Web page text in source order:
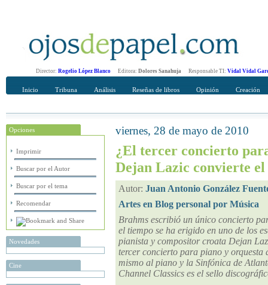
Director: Rogelio López Blanco Editora: Dolores Sanahuja Responsable TI: Vidal Vidal
Inicio Tribuna Análisis Reseñas de libros Opinión Creación
Opciones
Imprimir
Buscar por el Autor
Buscar por el tema
Recomendar
Novedades
Cine
Recomendar
viernes, 28 de mayo de 2010
¿El tercer concierto
Dejan Lazic convierte
Autor: Juan Antonio González
Artes en Blog personal por Música
Brahms escribió un único concierto
el tiempo se ha erigido en uno de los
pianista y compositor croata Dejan
tercer concierto para piano y
mismo al piano y la Sinfónica de
Channel Classics es el sello